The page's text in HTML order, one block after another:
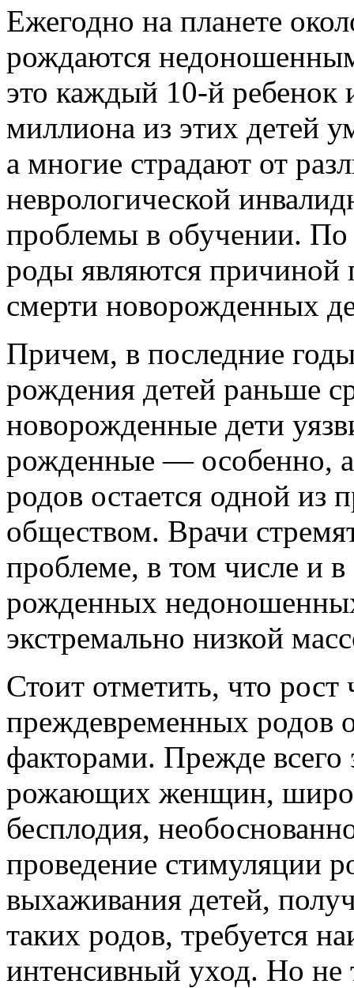
Ежегодно на планете
рождаются
это каждый 10-й
миллиона из этих детей
а многие страдают от
неврологической
проблемы в обучении. По
роды являются причиной
смерти новорожденных
Причем, в последние
рождения детей раньше
новорожденные дети
рожденные — особенно,
родов остается одной из
обществом. Врачи
проблеме, в том числе и в
рожденных
экстремально низкой
Стоит отметить, что рост
преждевременных родов
факторами. Прежде всего
рожающих женщин,
бесплодия,
проведение стимуляции
выхаживания детей,
таких родов, требуется
интенсивный уход. Но